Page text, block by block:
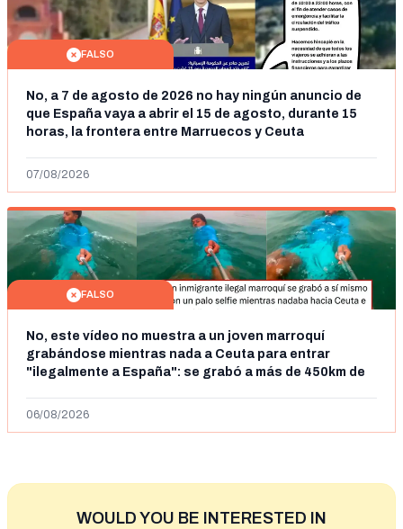
FALSO
No, a 7 de agosto de 2026 no hay ningún anuncio de
que España vaya a abrir el 15 de agosto, durante 15
horas, la frontera entre Marruecos y Ceuta
07/08/2026
FALSO
No, este vídeo no muestra a un joven marroquí
grabándose mientras nada a Ceuta para entrar
"ilegalmente a España": se grabó a más de 450km de
06/08/2026
WOULD YOU BE INTERESTED IN